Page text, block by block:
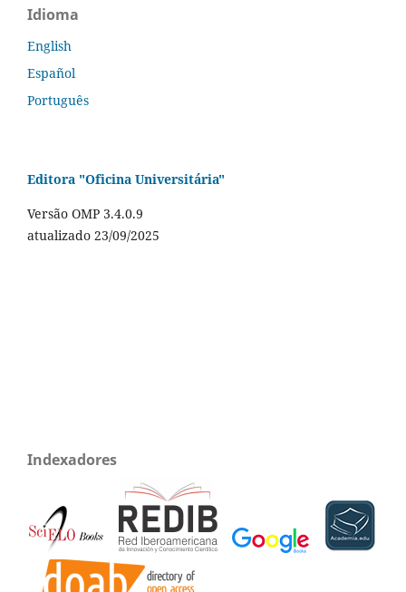
Idioma
English
Español
Português
Editora "Oficina Universitária"
Versão OMP 3.4.0.9
atualizado 23/09/2025
Indexadores